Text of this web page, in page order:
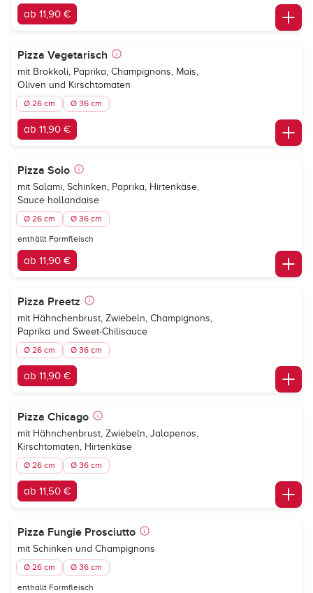
ab 11,90 €
Pizza Vegetarisch
mit Brokkoli, Paprika, Champignons, Mais,
Oliven und Kirschtomaten
Ø 26 cm Ø 36 cm
ab 11,90 €
Pizza Solo
mit Salami, Schinken, Paprika, Hirtenkäse,
Sauce hollandaise
Ø 26 cm Ø 36 cm
enthällt Formfleisch
ab 11,90 €
Pizza Preetz
mit Hähnchenbrust, Zwiebeln, Champignons,
Paprika und Sweet-Chilisauce
Ø 26 cm Ø 36 cm
ab 11,90 €
Pizza Chicago
mit Hähnchenbrust, Zwiebeln, Jalapenos,
Kirschtomaten, Hirtenkäse
Ø 26 cm Ø 36 cm
ab 11,50 €
Pizza Fungie Prosciutto
mit Schinken und Champignons
Ø 26 cm Ø 36 cm
enthällt Formfleisch